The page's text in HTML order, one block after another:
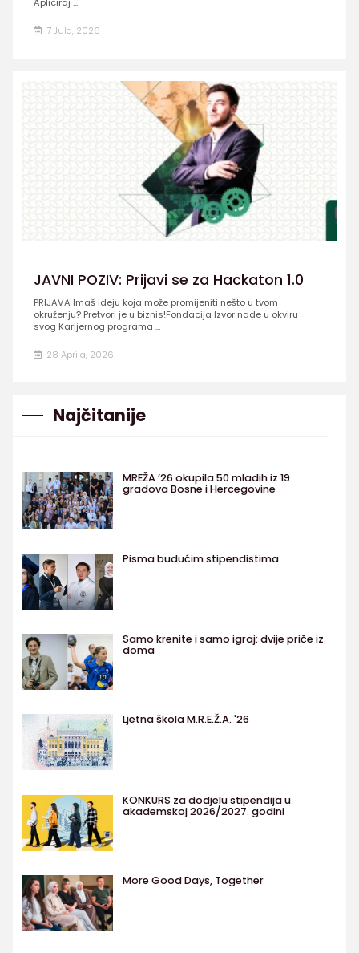
7 Jula, 2026
JAVNI POZIV: Prijavi se za Hackaton 1.0
PRIJAVA Imaš ideju koja može promijeniti nešto u tvom
okruženju? Pretvori je u biznis!Fondacija Izvor nade u okviru
svog Karijernog programa ...
28 Aprila, 2026
Najčitanije
MREŽA ’26 okupila 50 mladih iz 19
gradova Bosne i Hercegovine
Pisma budućim stipendistima
Samo krenite i samo igraj: dvije priče iz
doma
Ljetna škola M.R.E.Ž.A. '26
KONKURS za dodjelu stipendija u
akademskoj 2026/2027. godini
More Good Days, Together